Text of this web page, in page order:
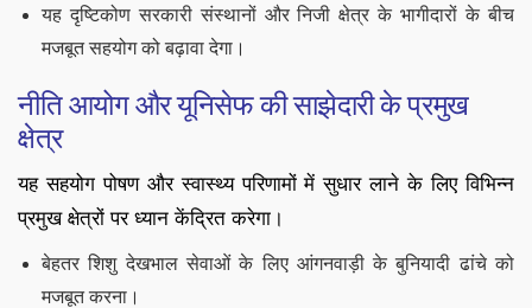
यह दृष्टिकोण सरकारी संस्थानों और निजी क्षेत्र के भागीदारों के बीच
मजबूत सहयोग को बढ़ावा देगा।
नीति आयोग और यूनिसेफ की साझेदारी के प्रमुख
क्षेत्र
यह सहयोग पोषण और स्वास्थ्य परिणामों में सुधार लाने के लिए विभिन्न
प्रमुख क्षेत्रों पर ध्यान केंद्रित करेगा।
बेहतर शिशु देखभाल सेवाओं के लिए आंगनवाड़ी के बुनियादी ढांचे को
मजबूत करना।